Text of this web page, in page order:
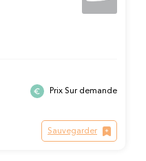
Prix Sur demande
Sauvegarder